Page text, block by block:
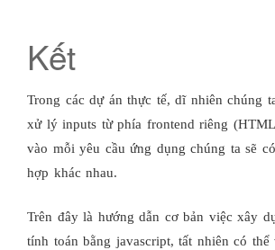
Kết
Trong các dự án thực tế, dĩ nhiên chúng
xử lý inputs từ phía frontend riêng
vào mỗi yêu cầu ứng dụng chúng ta sẽ
hợp khác nhau.
Trên đây là hướng dẫn cơ bản việc xây
tính toán bằng javascript, tất nhiên có thể